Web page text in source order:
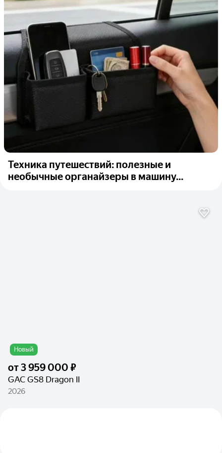
Техника путешествий: полезные и
необычные органайзеры в машину...
Новый
от3 959 000 ₽
GAC GS8 Dragon II
2026